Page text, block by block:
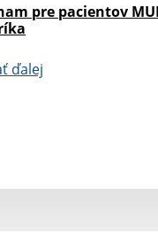
pre pacientov
ďalej